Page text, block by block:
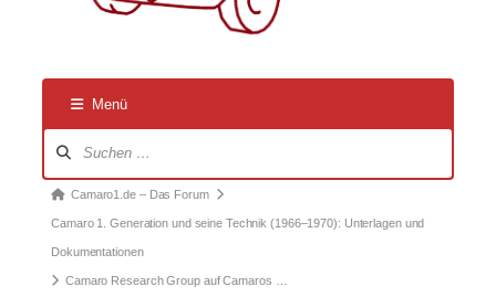
Menü
Navigation
Forum-
Breadcrumbs
–
Du
Camaro1.de – Das Forum
Camaro 1. Generation und seine Technik (1966–1970): Unterlagen und
Dokumentationen
Camaro Research Group auf Camaros …